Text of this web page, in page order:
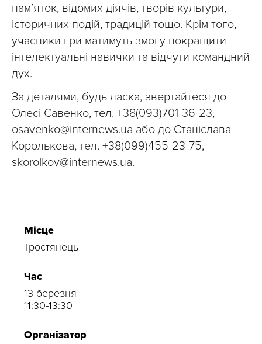
пам’яток, відомих діячів, творів культури,
історичних подій, традицій тощо. Крім того,
учасники гри матимуть змогу покращити
інтелектуальні навички та відчути командний
дух.
За деталями, будь ласка, звертайтеся до
Олесі Савенко, тел. +38(093)701-36-23,
osavenko@internews.ua або до Станіслава
Королькова, тел. +38(099)455-23-75,
skorolkov@internews.ua.
Місце
Тростянець
Час
13 березня
11:30-13:30
Організатор